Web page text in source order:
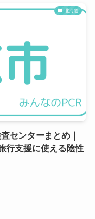
北海道
センターまとめ｜
行支援に使える陰性